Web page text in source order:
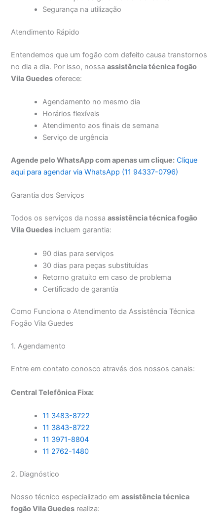
Segurança na utilização
Atendimento Rápido
Entendemos que um fogão com defeito causa transtornos
no dia a dia. Por isso, nossaassistência técnica fogão
Vila Guedes oferece:
Agendamento no mesmo dia
Horários flexíveis
Atendimento aos finais de semana
Serviço de urgência
Agende pelo WhatsApp com apenas um clique: Clique
aqui para agendar via WhatsApp (11 94337-0796)
Garantia dos Serviços
Todos os serviços da nossaassistência técnica fogão
Vila Guedes incluem garantia:
90 dias para serviços
30 dias para peças substituídas
Retorno gratuito em caso de problema
Certificado de garantia
Como Funciona o Atendimento da Assistência Técnica
Fogão Vila Guedes
1. Agendamento
Entre em contato conosco através dos nossos canais:
Central Telefônica Fixa:
11 3483-8722
11 3843-8722
11 3971-8804
11 2762-1480
2. Diagnóstico
Nosso técnico especializado emassistência técnica
fogão Vila Guedes realiza: